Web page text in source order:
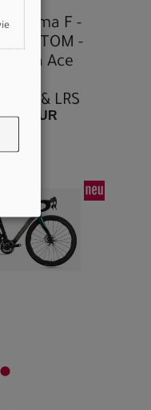
Dogma F -
-
Dura Ace
& LRS
EUR